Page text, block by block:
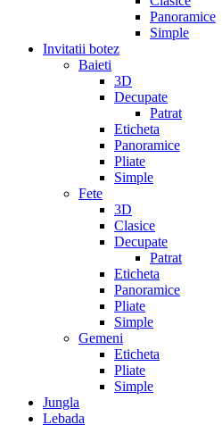
Panoramice
Simple
Invitatii botez
Baieti
3D
Decupate
Patrat
Eticheta
Panoramice
Pliate
Simple
Fete
3D
Clasice
Decupate
Patrat
Eticheta
Panoramice
Pliate
Simple
Gemeni
Eticheta
Pliate
Simple
Jungla
Lebada